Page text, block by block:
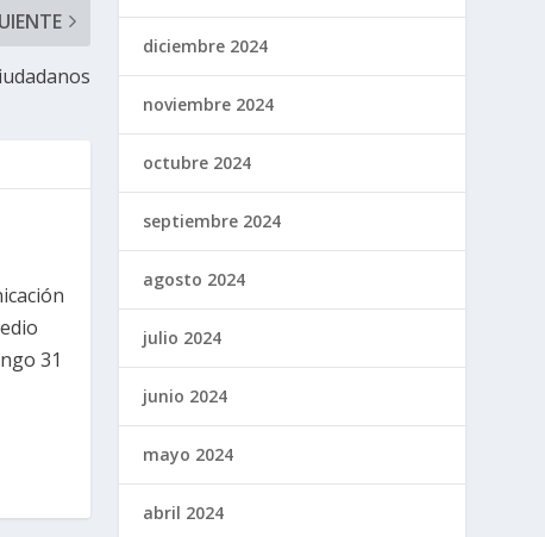
31
diciembre 2024
noviembre 2024
octubre 2024
septiembre 2024
agosto 2024
julio 2024
junio 2024
mayo 2024
abril 2024